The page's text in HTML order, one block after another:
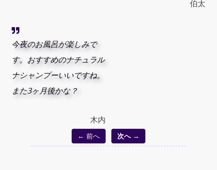
伯太
今夜のお風呂が楽しみで
す。おすすめのナチュラル
ナシャンプーいいですね。
また3ヶ月後かな？
木内
← 前へ 次へ →